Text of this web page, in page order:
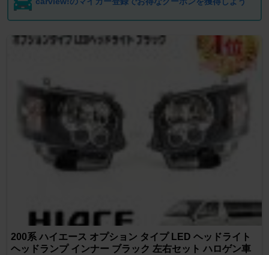
200系 ハイエース オプション タイプ LED ヘッドライト
ヘッドランプ インナー ブラック 左右セット ハロゲン車